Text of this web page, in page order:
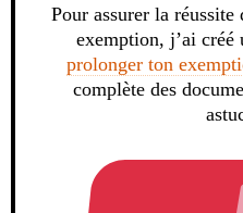
Pour assurer la
exemption, j’ai créé
prolonger ton
complète des